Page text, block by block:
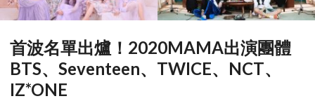
首波名單出爐！2020MAMA出演團體
BTS、Seventeen、TWICE、NCT、
IZ*ONE